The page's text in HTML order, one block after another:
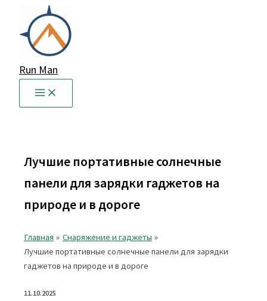
содержимому
Run Man
Лучшие портативные солнечные
панели для зарядки гаджетов на
природе и в дороге
Главная
Снаряжение и гаджеты
Лучшие портативные солнечные панели для зарядки
гаджетов на природе и в дороге
11.10.2025